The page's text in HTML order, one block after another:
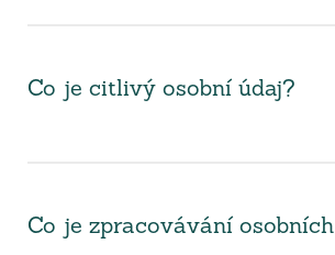
Co je citlivý osobní údaj?
Co je zpracovávání osobních